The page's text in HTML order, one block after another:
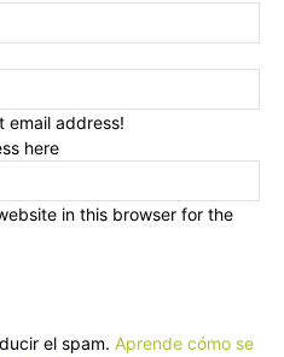
email address!
here
in this browser for the
el spam. Aprende cómo se